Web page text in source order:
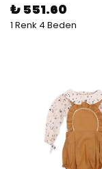
₺ 551.60
1 Renk 4 Beden